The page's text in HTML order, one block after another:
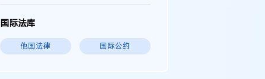
国际法库
他国法律 国际公约